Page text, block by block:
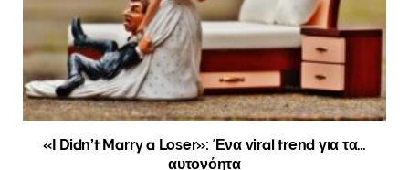
«I Didn’t Marry a Loser»: Ένα viral trend για τα…
αυτονόητα